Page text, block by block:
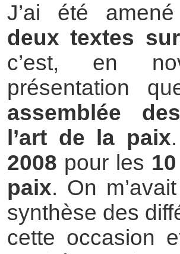
J’ai été
deux textes
c’est, en
présentation
assemblée
l’art de la paix
2008 pour les
paix. On
synthèse des
cette occasion